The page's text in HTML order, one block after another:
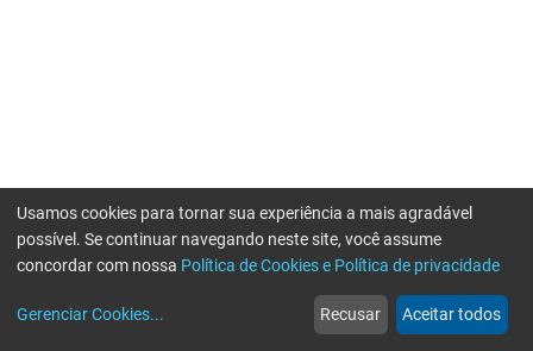
web
Notícias
more_horiz
Mais
Usamos cookies para tornar sua experiência a mais agradável
possível. Se continuar navegando neste site, você assume
concordar com nossa Política de Cookies e Política de privacidade
Gerenciar Cookies... Recusar Aceitar todos
Erro ao enviar informações, por favor tente novamente